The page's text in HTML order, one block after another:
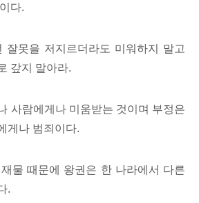
다.
잘못을 저지르더라도 미워하지 말고
갚지 말아라.
사람에게나 미움받는 것이며 부정은
게나 범죄이다.
물 때문에 왕권은 한 나라에서 다른
.